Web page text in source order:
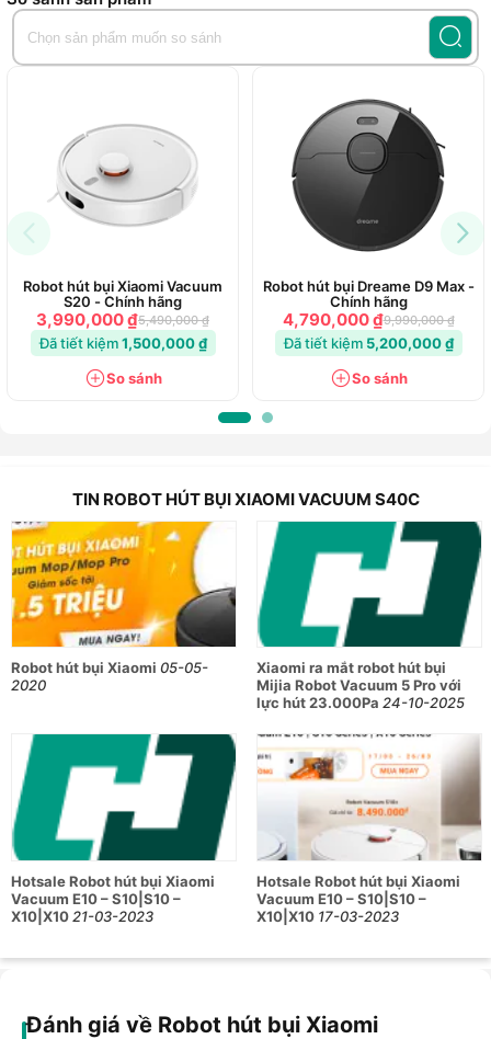
Số 127 Tô Ngọc Vân, Phường Thủ Đức, Hồ Chí Minh
0909222156
Số 489B Đỗ Xuân Hợp, Phường Phước Long, Hồ Chí Minh
95 Lê Thanh Nghị, Phường Lê Thanh Nghị, Hải Phòng
0792182255
22 Đường 16 Tháng 4, Phường Phan Rang, Khánh Hòa
0778523523
10 Nguyễn Thị Minh Khai, Phường Thành Vinh, Nghệ An
0976651585
479-481 Cù Chính Lan, Phường Hòa Bình, Phú Thọ
134 Trưng Nữ Vương, Phường Long Châu, Vĩnh Long
Robot hút bụi Xiaomi Vacuum
S20 - Chính hãng
3,990,000 ₫5,490,000 ₫
Đã tiết kiệm1,500,000 ₫
So sánh
Robot hút bụi Dreame D9 Max -
Chính hãng
4,790,000 ₫9,990,000 ₫
Đã tiết kiệm 5,200,000 ₫
So sánh
TIN ROBOT HÚT BỤI XIAOMI VACUUM S40C
Robot hút bụi Xiaomi 05-05-
2020
Xiaomi ra mắt robot hút bụi
Mijia Robot Vacuum 5 Pro với
lực hút 23.000Pa 24-10-2025
Hotsale Robot hút bụi Xiaomi
Vacuum E10 – S10|S10 –
X10|X1021-03-2023
Hotsale Robot hút bụi Xiaomi
Vacuum E10 – S10|S10 –
X10|X10 17-03-2023
Đánh giá về Robot hút bụi Xiaomi